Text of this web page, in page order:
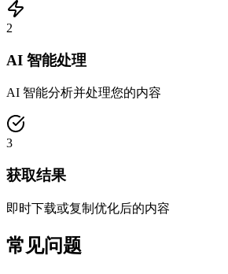
2
AI 智能处理
AI 智能分析并处理您的内容
3
获取结果
即时下载或复制优化后的内容
常见问题